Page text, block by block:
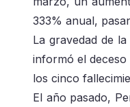
333% anual,
La gravedad de
informó el
los cinco
El año pasado,